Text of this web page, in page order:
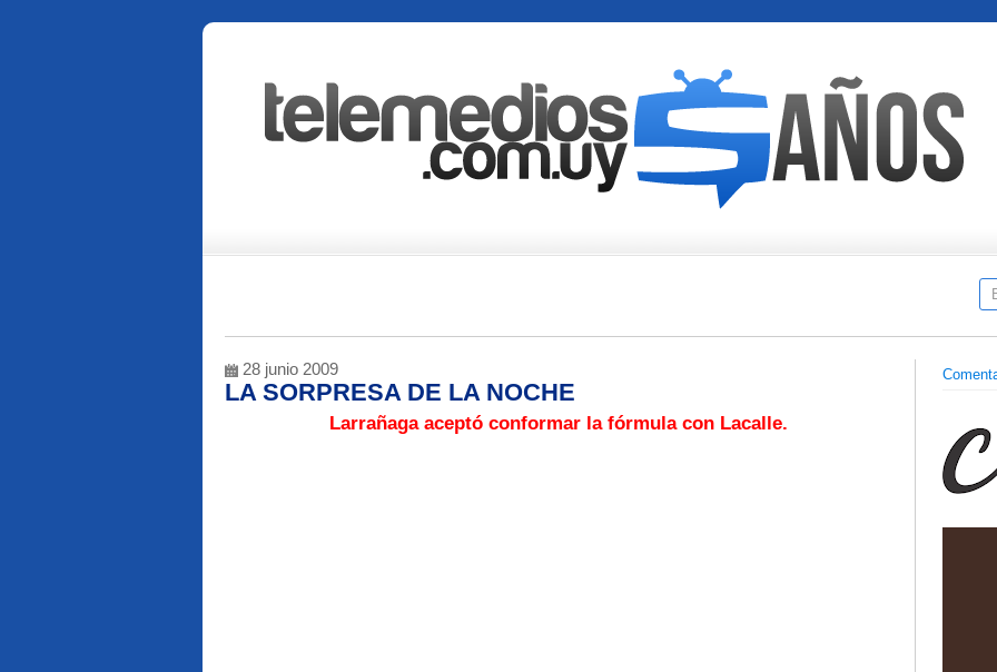
28 junio 2009
LA SORPRESA DE LA NOCHE
Larrañaga aceptó conformar la fórmula con Lacalle.